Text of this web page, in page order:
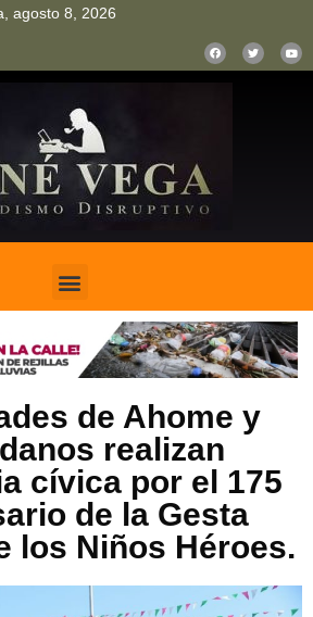
agosto 8, 2026
de Ahome y
realizan
cívica por el 175
de la Gesta
los Niños Héroes.